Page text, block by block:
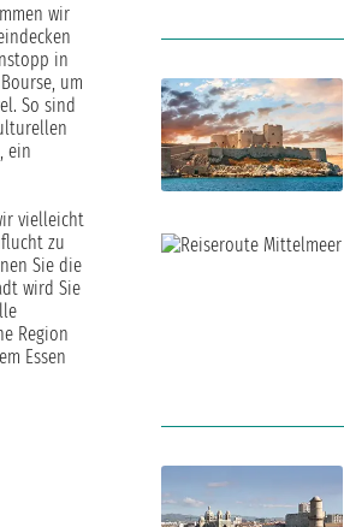
wir
in
um
So sind
ein
vielleicht
zu
Sie die
wird Sie
Region
Essen